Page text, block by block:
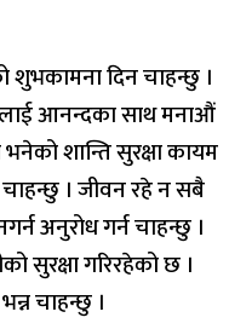
शुभकामना दिन चाहन्छु ।
आनन्दका साथ मनाऔं
भनेको शान्ति सुरक्षा कायम
चाहन्छु । जीवन रहे न सबै
अनुरोध गर्न चाहन्छु ।
सुरक्षा गरिरहेको छ ।
चाहन्छु ।